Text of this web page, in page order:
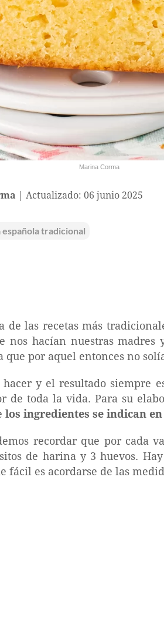
Marina Corma
Actualizado: 06 junio 2025
española tradicional
de las recetas más
nos hacían nuestras
que por aquel entonces no
y el resultado siempre
de toda la vida. Para su
los ingredientes se indican
recordar que por cada
de harina y 3 huevos.
fácil es acordarse de las